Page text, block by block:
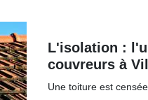
L'isolation :
couvreurs à
Une toiture est